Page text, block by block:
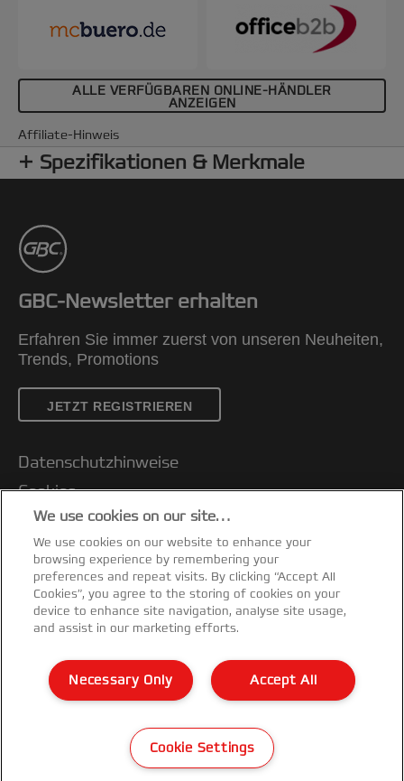
ALLE VERFÜGBAREN ONLINE-HÄNDLER
ANZEIGEN
Affiliate-Hinweis
Spezifikationen & Merkmale
GBC-Newsletter erhalten
Erfahren Sie immer zuerst von unseren Neuheiten,
Trends, Promotions
JETZT REGISTRIEREN
Datenschutzhinweise
Cookies
Legal Notice
Impressum
Kundenservice
Meine Daten verwalten
Garantiebedingungen
Konformitätserklärungen
Sitemap
©2026 ACCO Brands
We use cookies on our site…
We use cookies on our website to enhance your
browsing experience by remembering your
preferences and repeat visits. By clicking “Accept All
Cookies”, you agree to the storing of cookies on your
device to enhance site navigation, analyse site usage,
and assist in our marketing efforts.
Accept All
Necessary Only
Cookie Settings